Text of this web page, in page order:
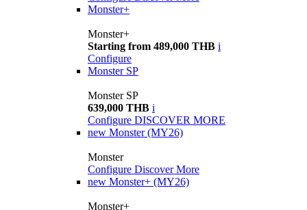
Monster+
Monster+
Starting from 489,000 THB i
Configure
Monster SP
Monster SP
639,000 THB i
Configure DISCOVER MORE
new Monster (MY26)
Monster
Configure Discover More
new Monster+ (MY26)
Monster+